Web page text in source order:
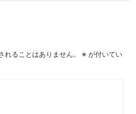
れることはありません。 ※ が付いてい